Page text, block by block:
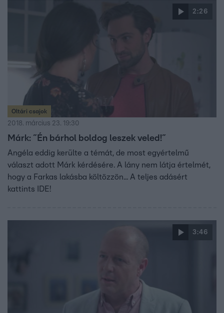
2:26
Oltári csajok
2018. március 23. 19:30
Márk: ˝Én bárhol boldog leszek veled!˝
Angéla eddig kerülte a témát, de most egyértelmű
választ adott Márk kérdésére. A lány nem látja értelmét,
hogy a Farkas lakásba költözzön... A teljes adásért
kattints IDE!
3:46